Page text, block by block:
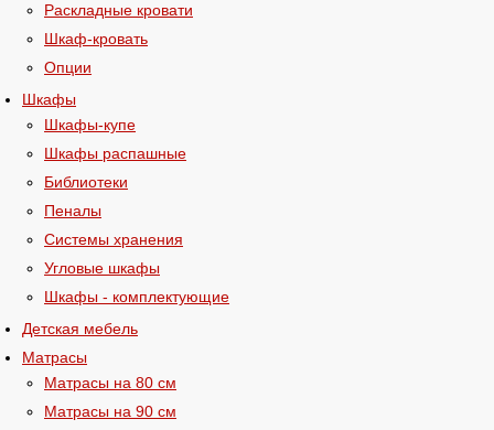
Раскладные кровати
Шкаф-кровать
Опции
Шкафы
Шкафы-купе
Шкафы распашные
Библиотеки
Пеналы
Системы хранения
Угловые шкафы
Шкафы - комплектующие
Детская мебель
Матрасы
Матрасы на 80 см
Матрасы на 90 см